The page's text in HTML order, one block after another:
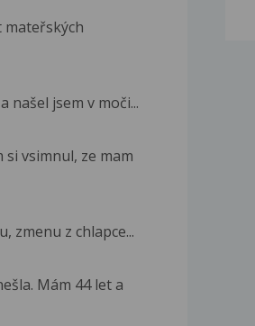
mateřských
našel jsem v moči...
vsimnul, ze mam
zmenu z chlapce...
Mám 44 let a